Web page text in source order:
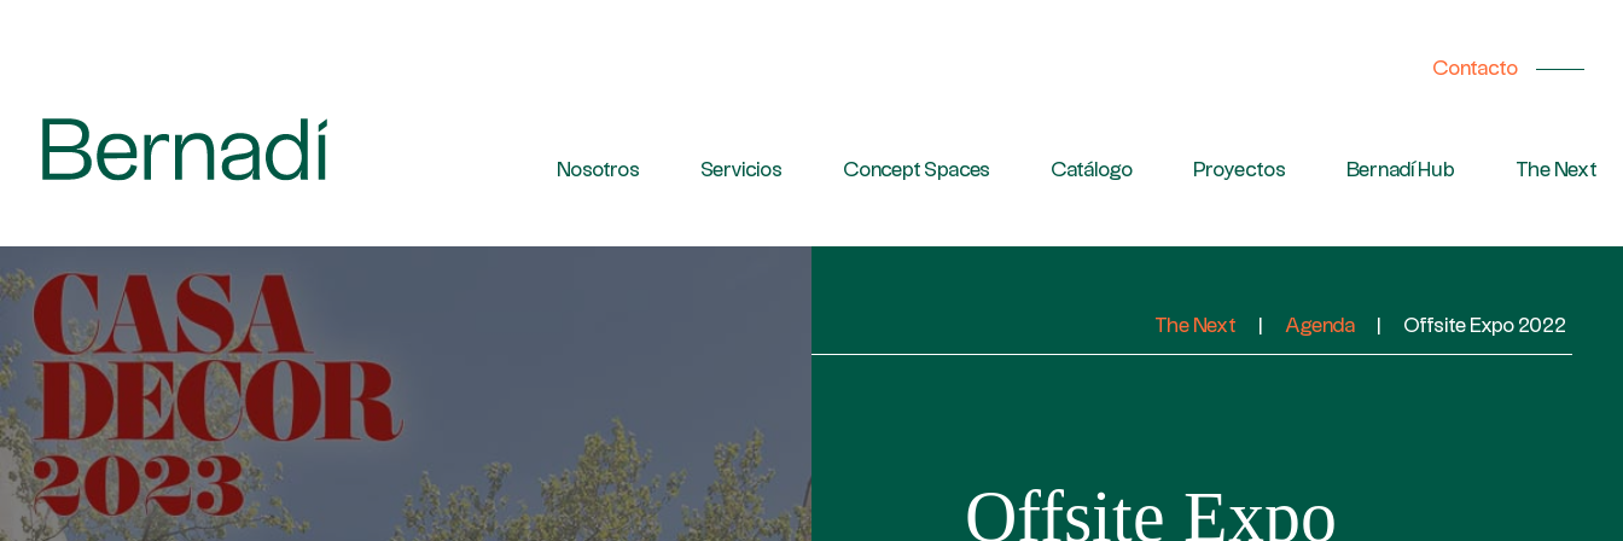
Contacto
Nosotros Servicios Concept Spaces Catálogo Proyectos Bernadí Hub The Next
The Next Agenda Offsite Expo 2022
Offsite Expo